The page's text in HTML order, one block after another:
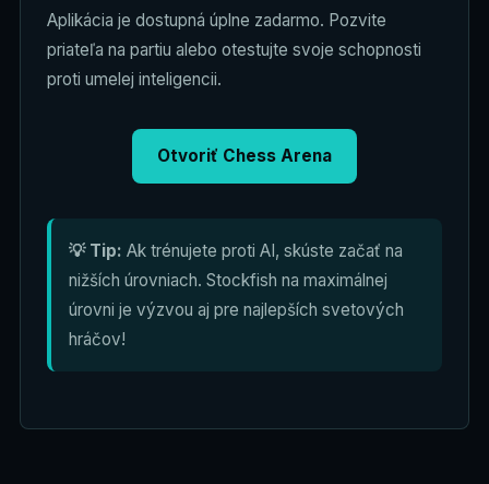
Aplikácia je dostupná úplne zadarmo. Pozvite
priateľa na partiu alebo otestujte svoje schopnosti
proti umelej inteligencii.
Otvoriť Chess Arena
💡 Tip: Ak trénujete proti AI, skúste začať na
nižších úrovniach. Stockfish na maximálnej
úrovni je výzvou aj pre najlepších svetových
hráčov!